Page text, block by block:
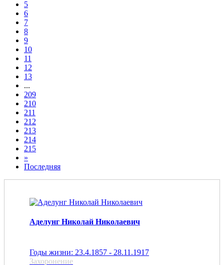
5
6
7
8
9
10
11
12
13
...
209
210
211
212
213
214
215
»
Последняя
Аделунг Николай Николаевич
Годы жизни: 23.4.1857 - 28.11.1917
Захоронение